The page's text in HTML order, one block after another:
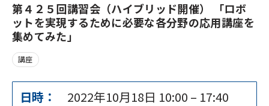
第４２５回講習会（ハイブリッド開催） 「ロボ
ットを実現するために必要な各分野の応用講座を
集めてみた」
講座
日時： 2022年10月18日 10:00 – 17:40